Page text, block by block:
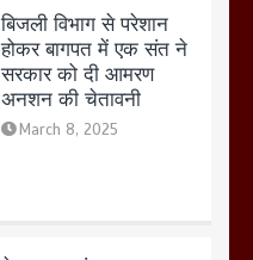
मेरठ सुराजकुंड शमशान
घाट में चिता से अस्थि
उठाकर खाते कुत्ते का
वीडियो इंटरनेट पर जमकर
हो रहा वायरल